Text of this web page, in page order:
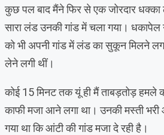
कुछ पल बाद मैंने फिर से एक जोरदार धक्का
सारा लंड उनकी गांड में चला गया। धकापेल
को भी अपनी गांड में लंड का सुकून मिलने
लेने लगी थीं।
कोई 15 मिनट तक यूं ही मैं ताबड़तोड़ हमले
काफी मजा आने लगा था। उनकी मस्ती
गया था कि आंटी की गांड मजा दे रही है।